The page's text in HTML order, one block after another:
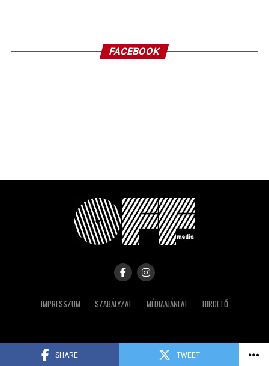
SHARE TWEET
FACEBOOK
IMPRESSZUM SZABÁLYZAT MÉDIAAJÁNLAT HIRDETŐ
Copyright © 2023 IRK